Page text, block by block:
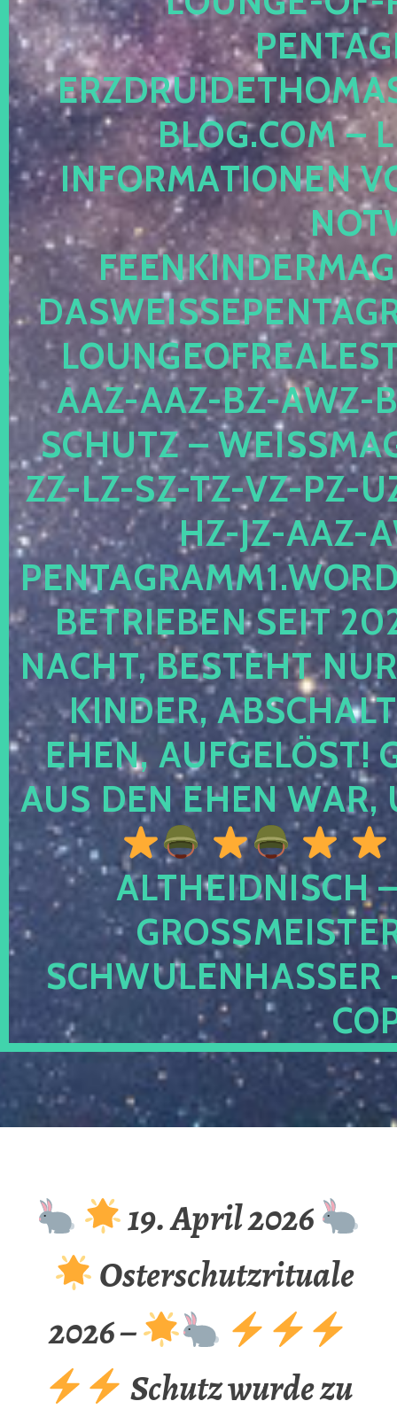
LOG.COM –
NFORMATIONEN
AZ-AAZ-BZ-AWZ-
CHUTZ –
-LZ-SZ-TZ-VZ-PZ-UZ-
-JZ-AAZ-
TRIEBEN SEIT 2024
CHT, BESTEHT NUR
NDER,
EN, AUFGELÖST!
S DEN EHEN WAR,
ALTHEIDNISCH
CHWULENHASSER
19. April 2026
Osterschutzrituale
2026 –
Schutz wurde zu